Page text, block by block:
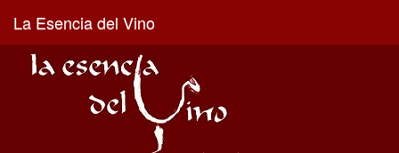
La Esencia del Vino